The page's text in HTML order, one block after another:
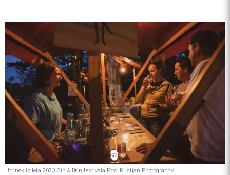
Utrinek iz leta 2023 Gin & Brin festivala Foto: Rustjan Photography